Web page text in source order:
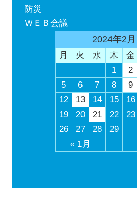
防災
ＷＥＢ会議
2024年2月
月 火 水 木 金
« 1月
1 2
5
6 7 8 9
12
13 14 15 16
19
20 21 22 23
26
27 28 29